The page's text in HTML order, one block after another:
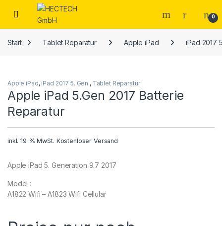
Open 0
Start Tablet Reparatur Apple iPad iPad 2017
Apple iPad, iPad 2017 5. Gen., Tablet Reparatur
Apple iPad 5.Gen 2017 Batterie
Reparatur
inkl. 19 % MwSt. Kostenloser Versand
Apple iPad 5. Generation 9.7 2017
Model :
A1822 Wifi – A1823 Wifi Cellular